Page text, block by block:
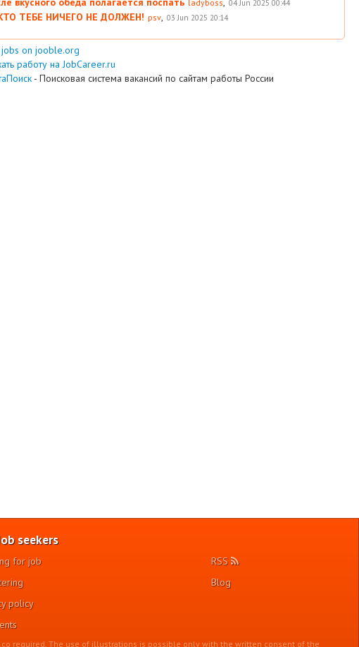
ladyboss 04 Jun 2025 00:44
ТЕБЕ НИЧЕГО НЕ ДОЛЖЕН! psv, 03 Jun 2025 20:14
on jooble.org
работу на JobCareer.ru
- Поисковая система вакансий по сайтам работы России
seekers
for job
policy
RSS
Blog
required. The use of illustrations is possible only with the written consent of the